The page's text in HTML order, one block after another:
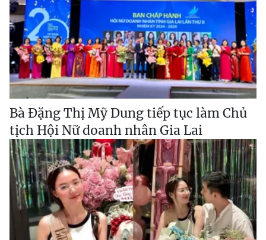
Bà Đặng Thị Mỹ Dung tiếp tục làm Chủ
tịch Hội Nữ doanh nhân Gia Lai